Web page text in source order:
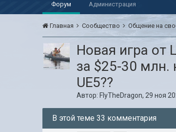
Форум Администрация
Главная Сообщество Общение на
Новая игра от
за $25-30 млн.
UE5??
Автор: FlyTheDragon, 29 ноя
В этой теме 33 комментария